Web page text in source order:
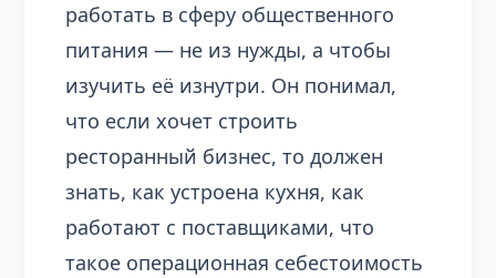
работать в сферу общественного
питания — не из нужды, а чтобы
изучить её изнутри. Он понимал,
что если хочет строить
ресторанный бизнес, то должен
знать, как устроена кухня, как
работают с поставщиками, что
такое операционная себестоимость